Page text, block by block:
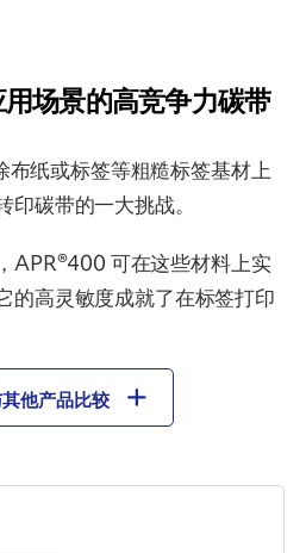
场景的高竞争力碳带
纸或标签等粗糙标签基材上
碳带的一大挑战。
APR®400 可在这些材料上实
的高灵敏度成就了在标签打印
他产品比较